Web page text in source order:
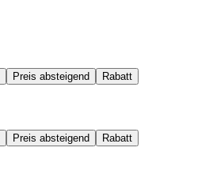
Preis absteigend Rabatt
Preis absteigend Rabatt